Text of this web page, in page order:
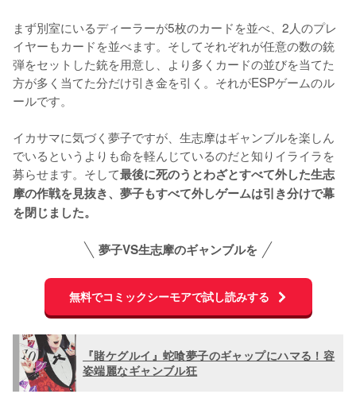
まず別室にいるディーラーが5枚のカードを並べ、2人のプレ
イヤーもカードを並べます。そしてそれぞれが任意の数の銃
弾をセットした銃を用意し、より多くカードの並びを当てた
方が多く当てた分だけ引き金を引く。それがESPゲームのル
ールです。
イカサマに気づく夢子ですが、生志摩はギャンブルを楽しん
でいるというよりも命を軽んじているのだと知りイライラを
募らせます。そして最後に死のうとわざとすべて外した生志
摩の作戦を見抜き、夢子もすべて外しゲームは引き分けで幕
を閉じました。
夢子VS生志摩のギャンブルを
無料でコミックシーモアで試し読みする
『賭ケグルイ』蛇喰夢子のギャップにハマる！容
姿端麗なギャンブル狂